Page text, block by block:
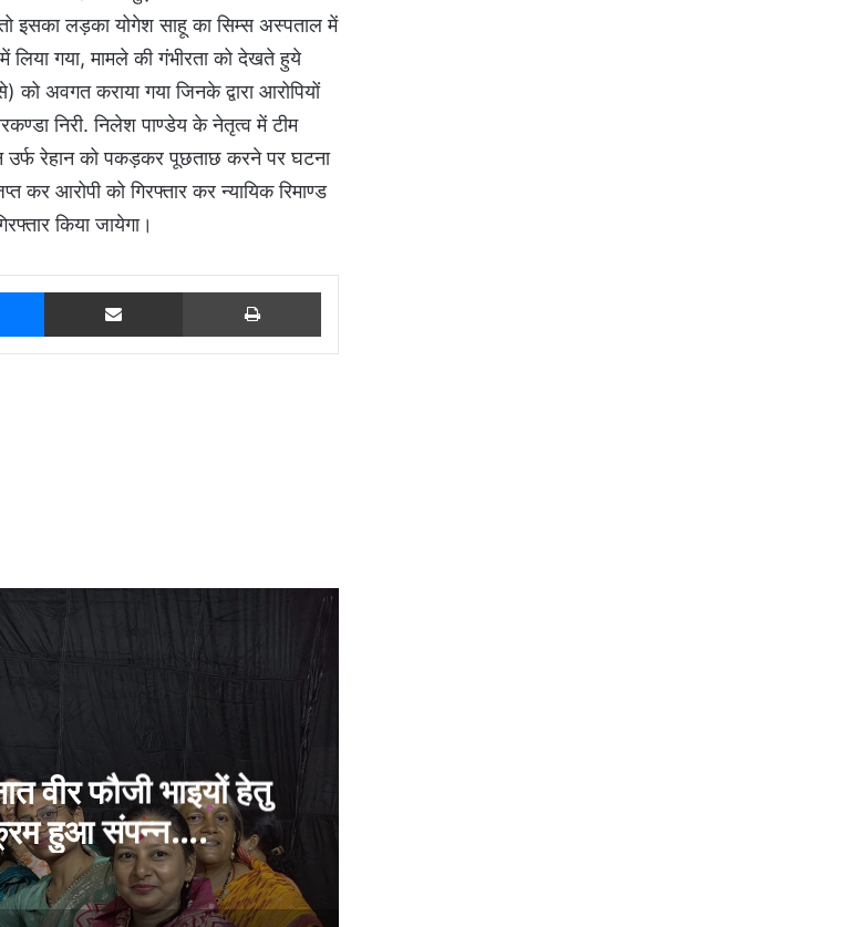
इसका लड़का योगेश साहू का सिम्स अस्पताल में
लिया गया, मामले की गंभीरता को देखते हुये
अवगत कराया गया जिनके द्वारा आरोपियों
निरी. निलेश पाण्डेय के नेतृत्व में टीम
उर्फ रेहान को पकड़कर पूछताछ करने पर घटना
कर आरोपी को गिरफ्तार कर न्यायिक रिमाण्ड
किया जायेगा।
Messenger Share via Email Print
8 अगस्त को ‘कल्चरल
सत्र का आयोजन…..